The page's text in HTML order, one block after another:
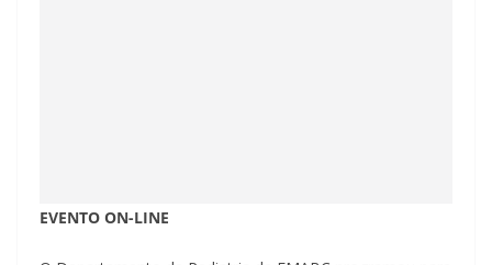
EVENTO ON-LINE